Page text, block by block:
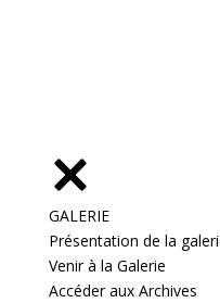
GALERIE
Présentation de la
Venir à la Galerie
Accéder aux Archives